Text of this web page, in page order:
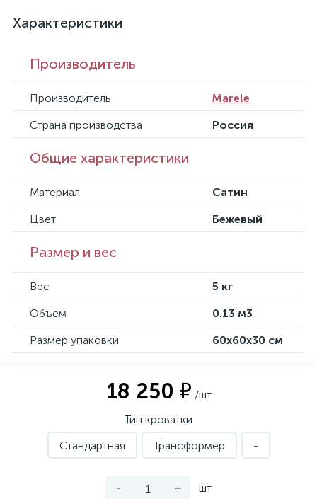
Характеристики
Производитель
Производитель
Marele
Страна производства
Россия
Общие характеристики
Материал
Сатин
Цвет
Бежевый
Размер и вес
Вес
5 кг
Объем
0.13 м3
Размер упаковки
60х60х30 см
18 250 ₽ /шт
Тип кроватки
Стандартная
Трансформер -
- + шт